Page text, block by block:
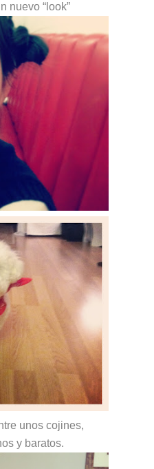
nuevo “look”
unos cojines,
y baratos.